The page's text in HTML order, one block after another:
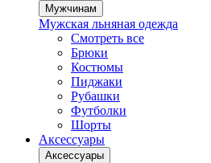
Мужчинам
Мужская льняная одежда
Смотреть все
Брюки
Костюмы
Пиджаки
Рубашки
Футболки
Шорты
Аксессуары
Аксессуары